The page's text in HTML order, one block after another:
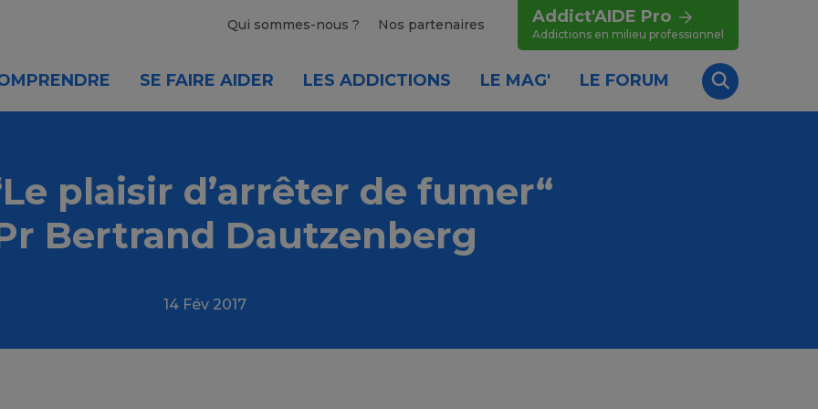
Qui sommes-nous ? Nos partenaires Addict'AIDE Pro
Addictions en milieu professionnel
SE FAIRE AIDER LES ADDICTIONS LE MAG' LE FORUM
Recherche
plaisir d’arrêter de fumer“
Bertrand Dautzenberg
14 Fév 2017